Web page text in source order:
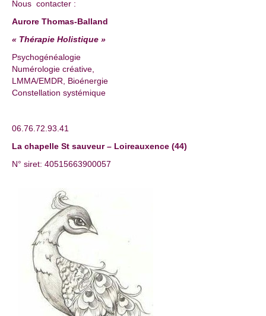
Nous contacter :
Aurore Thomas-Balland
« Thérapie Holistique »
Psychogénéalogie
Numérologie créative,
LMMA/EMDR, Bioénergie
Constellation systémique
06.76.72.93.41
La chapelle St sauveur – Loireauxence (44)
N° siret: 40515663900057